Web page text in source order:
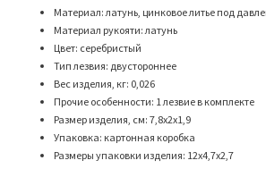
Материал: латунь, цинковое литье под
Материал рукояти: латунь
Цвет: серебристый
Тип лезвия: двустороннее
Вес изделия, кг: 0,026
Прочие особенности: 1 лезвие в комплекте
Размер изделия, см: 7,8x2x1,9
Упаковка: картонная коробка
Размеры упаковки изделия: 12x4,7x2,7